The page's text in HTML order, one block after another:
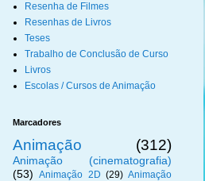
Resenha de Filmes
Resenhas de Livros
Teses
Trabalho de Conclusão de Curso
Livros
Escolas / Cursos de Animação
Marcadores
Animação (312)
Animação (cinematografia)
(53) Animação 2D (29) Animação